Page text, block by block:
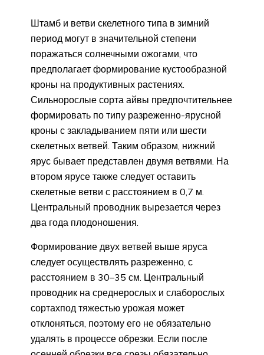
Штамб и ветви скелетного типа в зимний
период могут в значительной степени
поражаться солнечными ожогами, что
предполагает формирование кустообразной
кроны на продуктивных растениях.
Сильнорослые сорта айвы предпочтительнее
формировать по типу разреженно-ярусной
кроны с закладыванием пяти или шести
скелетных ветвей. Таким образом, нижний
ярус бывает представлен двумя ветвями. На
втором ярусе также следует оставить
скелетные ветви с расстоянием в 0,7 м.
Центральный проводник вырезается через
два года плодоношения.
Формирование двух ветвей выше яруса
следует осуществлять разреженно, с
расстоянием в 30–35 см. Центральный
проводник на среднерослых и слаборослых
сортахпод тяжестью урожая может
отклоняться, поэтому его не обязательно
удалять в процессе обрезки. Если после